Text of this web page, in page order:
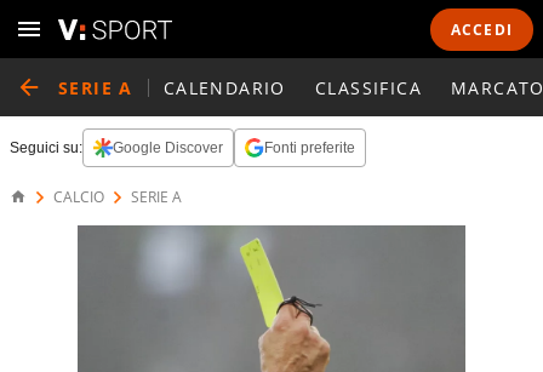
ACCEDI
SERIE A CALENDARIO CLASSIFICA
Seguici su: Google Discover Fonti preferite
CALCIO SERIE A